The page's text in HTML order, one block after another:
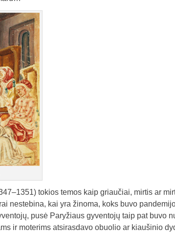
tokios temos kaip griaučiai, mirtis ar
nestebina, kai yra žinoma, koks buvo
pusė Paryžiaus gyventojų taip pat buvo
ir moterims atsirasdavo obuolio ar kiaušinio